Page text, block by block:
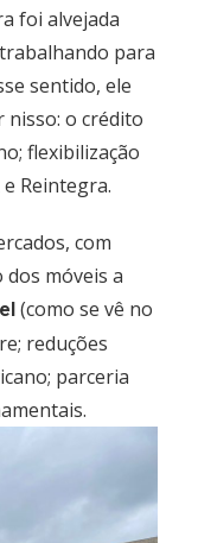
foi alvejada
para
sentido, ele
nisso: o crédito
flexibilização
Reintegra.
com
dos móveis a
(como se vê no
reduções
parceria